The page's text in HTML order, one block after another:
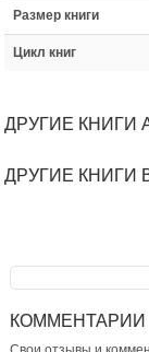
Размер книги
Цикл книг
ДРУГИЕ КНИГИ
ДРУГИЕ КНИГИ
КОММЕНТАРИИ